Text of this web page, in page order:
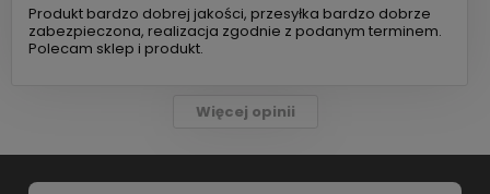
Produkt bardzo dobrej jakości, przesyłka bardzo dobrze
zabezpieczona, realizacja zgodnie z podanym terminem.
Polecam sklep i produkt.
Więcej opinii